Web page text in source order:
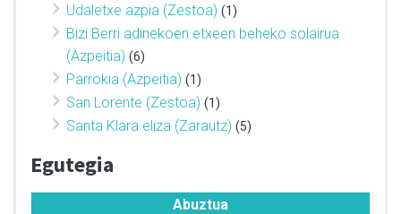
Udaletxe azpia (Zestoa) (1)
Bizi Berri adinekoen etxeen beheko solairua
(Azpeitia) (6)
Parrokia (Azpeitia) (1)
San Lorente (Zestoa) (1)
Santa Klara eliza (Zarautz) (5)
Egutegia
Abuztua